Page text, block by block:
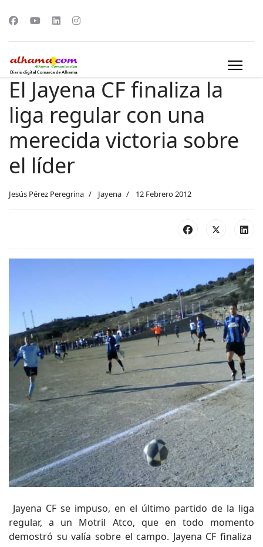
El Jayena CF finaliza la
liga regular con una
merecida victoria sobre
el líder
Jesús Pérez Peregrina Jayena 12 Febrero 2012
Jayena CF se impuso, en el último partido de la liga
regular, a un Motril Atco, que en todo momento
demostró su valía sobre el campo. Jayena CF finaliza